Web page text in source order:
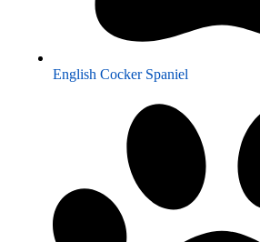
English Cocker Spaniel